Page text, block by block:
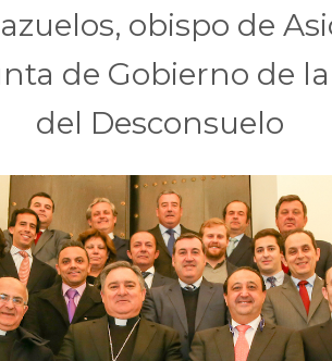
obispo de
de Gobierno de
del Desconsuelo